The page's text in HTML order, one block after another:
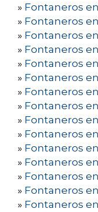
» Fontaneros
» Fontaneros
» Fontaneros
» Fontaneros
» Fontaneros
» Fontaneros
» Fontaneros
» Fontaneros
» Fontaneros
» Fontaneros
» Fontaneros
» Fontaneros
» Fontaneros
» Fontaneros
» Fontaneros